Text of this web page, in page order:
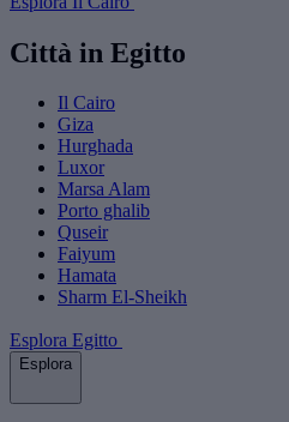
Città in Egitto
Il Cairo
Giza
Hurghada
Luxor
Marsa Alam
Porto ghalib
Quseir
Faiyum
Hamata
Sharm El-Sheikh
Esplora Egitto
Esplora